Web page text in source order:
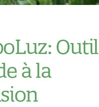
Outil
à la